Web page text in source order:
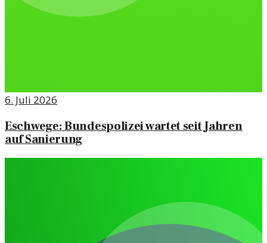
6. Juli 2026
Eschwege: Bundespolizei wartet seit Jahren
auf Sanierung